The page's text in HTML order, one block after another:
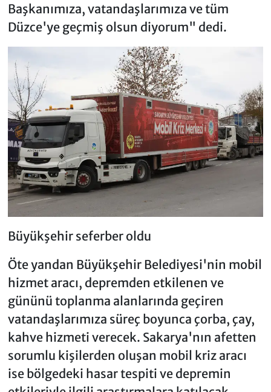
Başkanımıza, vatandaşlarımıza ve tüm
Düzce'ye geçmiş olsun diyorum" dedi.
Büyükşehir seferber oldu
Öte yandan Büyükşehir Belediyesi'nin mobil
hizmet aracı, depremden etkilenen ve
gününü toplanma alanlarında geçiren
vatandaşlarımıza süreç boyunca çorba, çay,
kahve hizmeti verecek. Sakarya'nın afetten
sorumlu kişilerden oluşan mobil kriz aracı
ise bölgedeki hasar tespiti ve depremin